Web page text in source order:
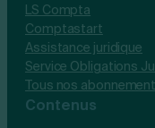
LS Compta
Comptastart
Assistance juridique
Service Obligations
Tous nos
Contenus